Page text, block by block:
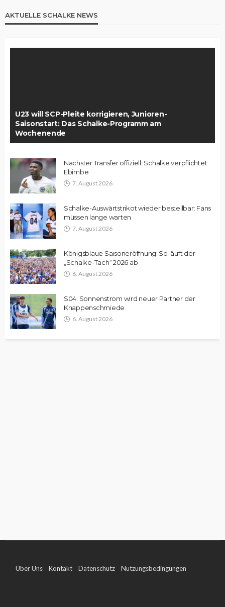
AKTUELLE SCHALKE NEWS
U23 will SCP-Pleite korrigieren, Junioren-
Saisonstart: Das Schalke-Programm am
Wochenende
Nächster Transfer offiziell: Schalke verpflichtet
Ebimbe
7. August 2026
Schalke-Auswärtstrikot wieder bestellbar: Fans
müssen lange warten
7. August 2026
Königsblaue Saisoneröffnung: So läuft der
„Schalke-Tach“ 2026 ab
6. August 2026
S04: Sonnenstrom wird neuer Partner der
Knappenschmiede
6. August 2026
Über Uns Kontakt Datenschutz Nutzungsbedingungen